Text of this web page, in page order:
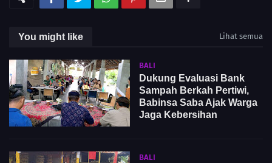
You might like Lihat semua
BALI
Dukung Evaluasi Bank
Sampah Berkah Pertiwi,
Babinsa Saba Ajak Warga
Jaga Kebersihan
BALI